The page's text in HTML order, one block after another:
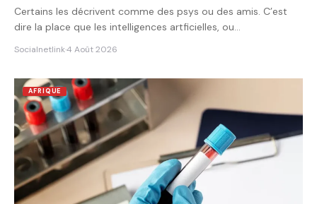
Certains les décrivent comme des psys ou des amis. C’est
dire la place que les intelligences artficielles, ou…
Socialnetlink·4 Août 2026
AFRIQUE